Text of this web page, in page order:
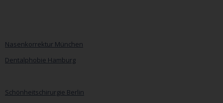
Nasenkorrektur München
Dentalphobie Hamburg
Schönheitschirurgie Berlin